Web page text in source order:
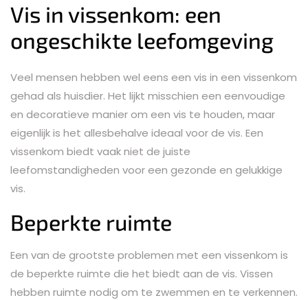
Vis in vissenkom: een
ongeschikte leefomgeving
Veel mensen hebben wel eens een vis in een vissenkom
gehad als huisdier. Het lijkt misschien een eenvoudige
en decoratieve manier om een vis te houden, maar
eigenlijk is het allesbehalve ideaal voor de vis. Een
vissenkom biedt vaak niet de juiste
leefomstandigheden voor een gezonde en gelukkige
vis.
Beperkte ruimte
Een van de grootste problemen met een vissenkom is
de beperkte ruimte die het biedt aan de vis. Vissen
hebben ruimte nodig om te zwemmen en te verkennen.